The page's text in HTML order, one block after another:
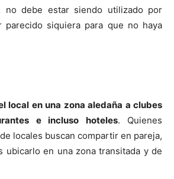
no debe estar siendo utilizado por
siquiera para que no haya
local en una zona aledaña a clubes
e incluso hoteles. Quienes
locales buscan compartir en pareja,
ubicarlo en una zona transitada y de